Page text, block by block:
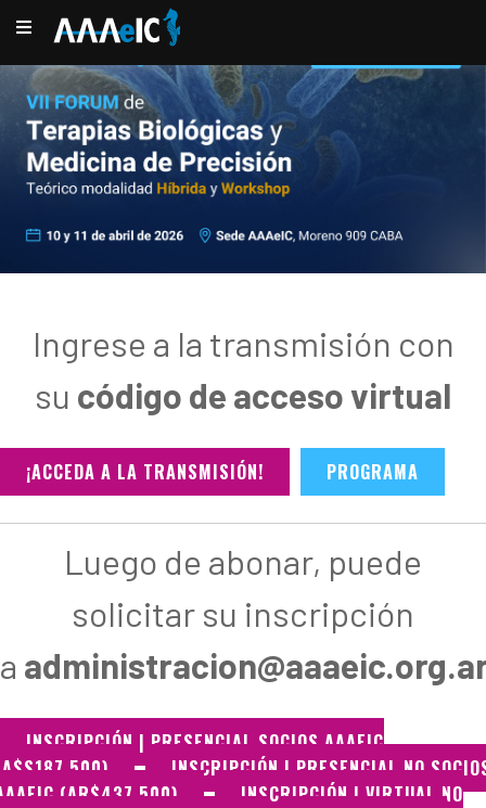
Ingrese a la transmisión con
su código de acceso virtual
¡ACCEDA A LA TRANSMISIÓN! PROGRAMA
Luego de abonar, puede
solicitar su inscripción
a
INSCRIPCIÓN | PRESENCIAL SOCIOS AAAEIC
INSCRIPCIÓN | PRESENCIAL NO
(AR$437.500)
INSCRIPCIÓN | VIRTUAL NO